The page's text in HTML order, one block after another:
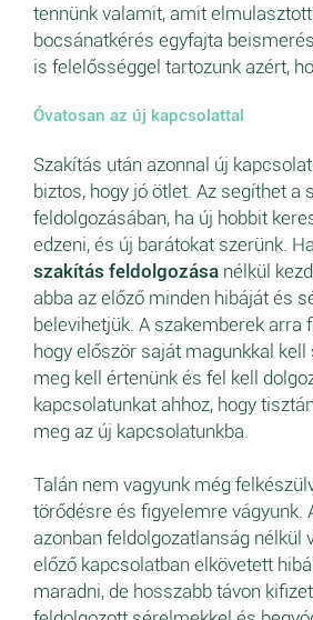
tennünk valamit, amit
bocsánatkérés egyfajta
is felelősséggel tartozunk azért,
Óvatosan az új kapcsolattal
Szakítás után azonnal új
biztos, hogy jó ötlet. Az segíthet a
feldolgozásában, ha új hobbit
edzeni, és új barátokat szerünk.
szakítás feldolgozása nélkül
abba az előző minden hibáját és
belevihetjük. A szakemberek arra
hogy először saját magunkkal kell
meg kell értenünk és fel kell
kapcsolatunkat ahhoz, hogy
meg az új kapcsolatunkba.
Talán nem vagyunk még
törődésre és figyelemre vágyunk.
azonban feldolgozatlanság nélkül
előző kapcsolatban elkövetett
maradni, de hosszabb távon